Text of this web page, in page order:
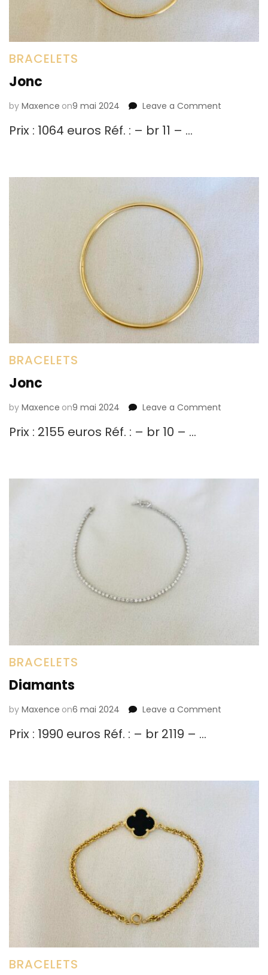
BRACELETS
Jonc
by Maxence on9 mai 2024 Leave a Comment
Prix : 1064 euros Réf. : – br 11 – …
BRACELETS
Jonc
by Maxence on9 mai 2024 Leave a Comment
Prix : 2155 euros Réf. : – br 10 – …
BRACELETS
Diamants
by Maxence on6 mai 2024 Leave a Comment
Prix : 1990 euros Réf. : – br 2119 – …
BRACELETS